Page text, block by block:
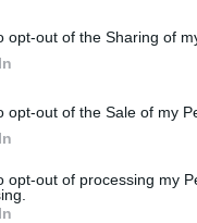
opt-out of the Sharing of
opt-out of the Sale of my
opt-out of processing my
ir tyrimas
radijo metai
prasidėjusi.“ –
instituto